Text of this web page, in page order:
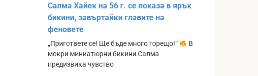
Салма Хайек на 56 г. се показа в ярък
бикини, завъртайки главите на
феновете
„Пригответе се! Ще бъде много горещо!“
В
мокри миниатюрни бикини Салма
предизвика чувство